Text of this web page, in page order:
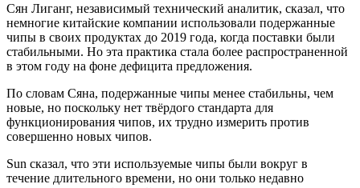
Сян Лиганг, независимый технический аналитик, сказал, что
немногие китайские компании использовали подержанные
чипы в своих продуктах до 2019 года, когда поставки были
стабильными. Но эта практика стала более распространенной
в этом году на фоне дефицита предложения.
По словам Сяна, подержанные чипы менее стабильны, чем
новые, но поскольку нет твёрдого стандарта для
функционирования чипов, их трудно измерить против
совершенно новых чипов.
Sun сказал, что эти используемые чипы были вокруг в
течение длительного времени, но они только недавно